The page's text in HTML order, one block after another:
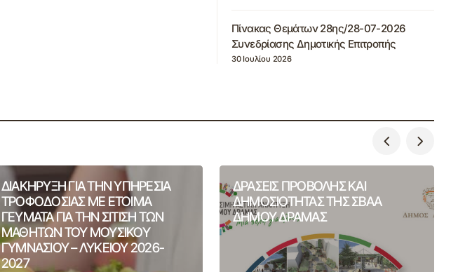
Πίνακας Θεμάτων 28ης/28-07-2026
Συνεδρίασης Δημοτικής Επιτροπής
30 Ιουλίου 2026
ΔΙΑΚΗΡΥΞΗ ΓΙΑ ΤΗΝ ΥΠΗΡΕΣΙΑ
ΤΡΟΦΟΔΟΣΙΑΣ ΜΕ ΕΤΟΙΜΑ
ΓΕΥΜΑΤΑ ΓΙΑ ΤΗΝ ΣΙΤΙΣΗ ΤΩΝ
ΜΑΘΗΤΩΝ ΤΟΥ ΜΟΥΣΙΚΟΥ
ΓΥΜΝΑΣΙΟΥ – ΛΥΚΕΙΟΥ 2026-
2027
ΔΡΑΣΕΙΣ ΠΡΟΒΟΛΗΣ ΚΑΙ
ΔΗΜΟΣΙΟΤΗΤΑΣ ΤΗΣ ΣΒΑΑ
ΔΗΜΟΥ ΔΡΑΜΑΣ